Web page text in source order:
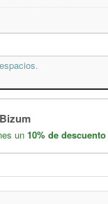
un 10% de descuento